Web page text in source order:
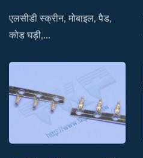
को स्वीकार करता है।
एलसीडी स्क्रीन, मोबाइल, पैड,
कोड घड़ी,...